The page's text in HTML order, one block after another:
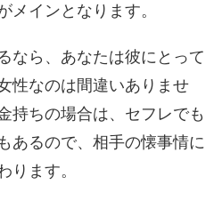
メインとなります。
なら、あなたは彼にとって
性なのは間違いありませ
持ちの場合は、セフレでも
あるので、相手の懐事情に
ります。